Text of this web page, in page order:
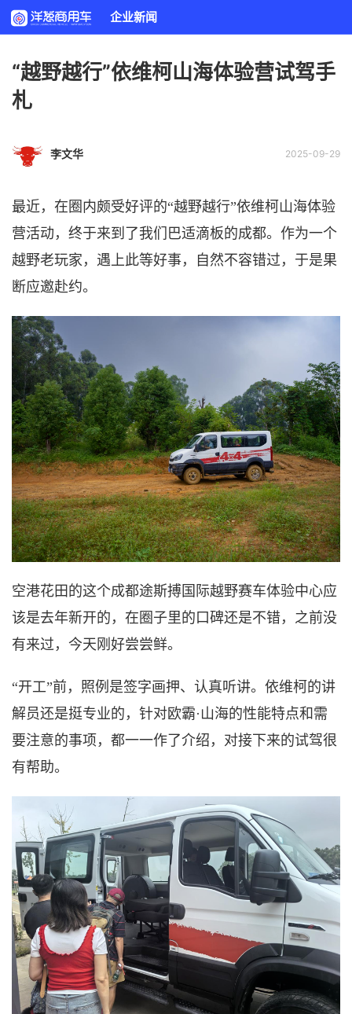
企业新闻
“越野越行”依维柯山海体验营试驾手
札
2025-09-29
李文华
最近，在圈内颇受好评的“越野越行”依维柯山海体验
营活动，终于来到了我们巴适滴板的成都。 作为一个
越野老玩家，遇上此等好事，自然不容错过，于是果
断应邀赴约。
空港花田的这个成都途斯搏国际越野赛车体验中心应
该是去年新开的，在圈子里的口碑还是不错，之前没
有来过，今天刚好尝尝鲜。
“开工”前，照例是签字画押、认真听讲。依维柯的讲
解员还是挺专业的，针对欧霸· 山海的性能特点和需
要注意的事项，都一一作了介绍，对接下来的试驾很
有帮助。